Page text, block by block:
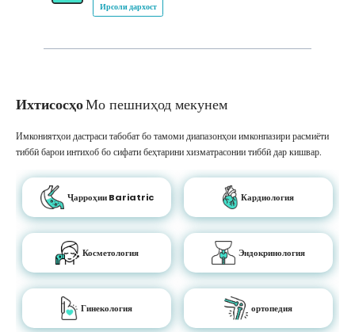
Ирсоли дархост
ИхтисосҳоМо пешниҳод мекунем
Имкониятҳои дастраси табобат бо тамоми диапазонҳои имконпазири расмиёти
тиббӣ барои интихоб бо сифати беҳтарини хизматрасонии тиббӣ дар кишвар.
Ҷарроҳии Bariatric Кардиология
Косметология Эндокринология
Гинекология ортопедия